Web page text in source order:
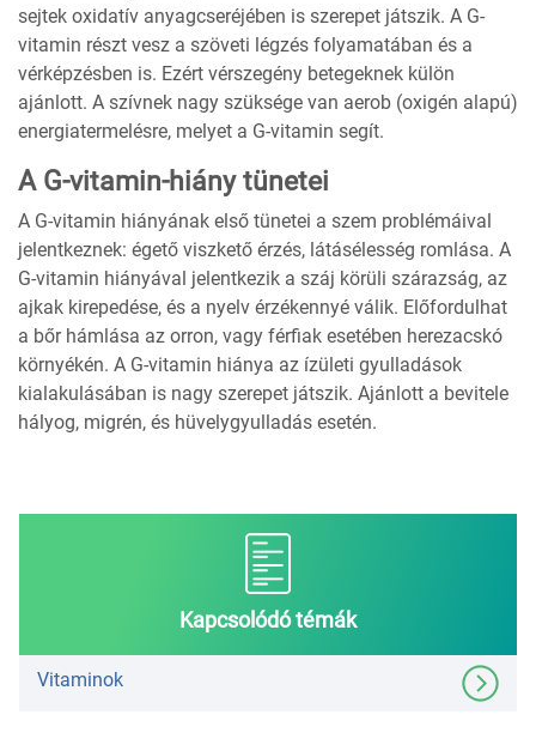
sejtek oxidatív anyagcseréjében is szerepet játszik. A G-
vitamin részt vesz a szöveti légzés folyamatában és a
vérképzésben is. Ezért vérszegény betegeknek külön
ajánlott. A szívnek nagy szüksége van aerob (oxigén alapú)
energiatermelésre, melyet a G-vitamin segít.
A G-vitamin-hiány tünetei
A G-vitamin hiányának első tünetei a szem problémáival
jelentkeznek: égető viszkető érzés, látásélesség romlása. A
G-vitamin hiányával jelentkezik a száj körüli szárazság, az
ajkak kirepedése, és a nyelv érzékennyé válik. Előfordulhat
a bőr hámlása az orron, vagy férfiak esetében herezacskó
környékén. A G-vitamin hiánya az ízületi gyulladások
kialakulásában is nagy szerepet játszik. Ajánlott a bevitele
hályog, migrén, és hüvelygyulladás esetén.
Kapcsolódó témák
Vitaminok